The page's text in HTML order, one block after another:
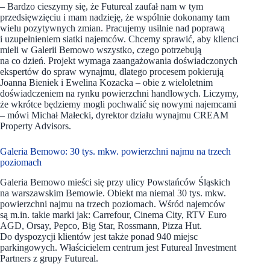
– Bardzo cieszymy się, że Futureal zaufał nam w tym
przedsięwzięciu i mam nadzieję, że wspólnie dokonamy tam
wielu pozytywnych zmian. Pracujemy usilnie nad poprawą
i uzupełnieniem siatki najemców. Chcemy sprawić, aby klienci
mieli w Galerii Bemowo wszystko, czego potrzebują
na co dzień. Projekt wymaga zaangażowania doświadczonych
ekspertów do spraw wynajmu, dlatego procesem pokierują
Joanna Bieniek i Ewelina Kozacka – obie z wieloletnim
doświadczeniem na rynku powierzchni handlowych. Liczymy,
że wkrótce będziemy mogli pochwalić się nowymi najemcami
– mówi Michał Małecki, dyrektor działu wynajmu CREAM
Property Advisors.
Galeria Bemowo: 30 tys. mkw. powierzchni najmu na trzech
poziomach
Galeria Bemowo mieści się przy ulicy Powstańców Śląskich
na warszawskim Bemowie. Obiekt ma niemal 30 tys. mkw.
powierzchni najmu na trzech poziomach. Wśród najemców
są m.in. takie marki jak: Carrefour, Cinema City, RTV Euro
AGD, Orsay, Pepco, Big Star, Rossmann, Pizza Hut.
Do dyspozycji klientów jest także ponad 940 miejsc
parkingowych. Właścicielem centrum jest Futureal Investment
Partners z grupy Futureal.